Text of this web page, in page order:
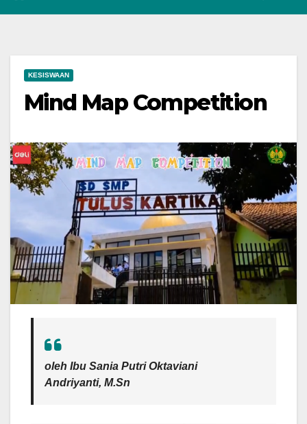
KESISWAAN
Mind Map Competition
oleh Ibu Sania Putri Oktaviani
Andriyanti, M.Sn